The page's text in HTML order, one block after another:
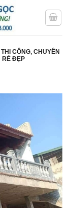
CÔNG, CHUYÊN
RẺ ĐẸP